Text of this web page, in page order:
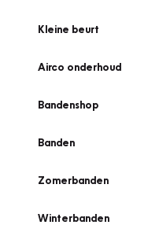
Kleine beurt
Airco onderhoud
Bandenshop
Banden
Zomerbanden
Winterbanden